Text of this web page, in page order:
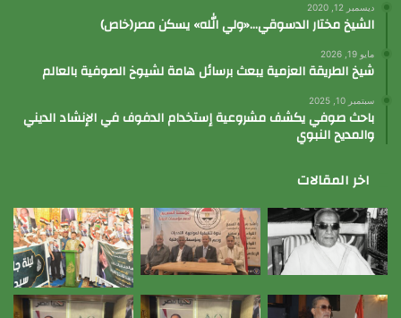
ديسمبر 12, 2020
الشيخ مختار الدسوقي…«ولي الله» يسكن مصر(خاص)
مايو 19, 2026
شيخ الطريقة العزمية يبعث برسائل هامة لشيوخ الصوفية بالعالم
سبتمبر 10, 2025
باحث صوفي يكشف مشروعية إستخدام الدفوف في الإنشاد الديني
والمديح النبوي
اخر المقالات